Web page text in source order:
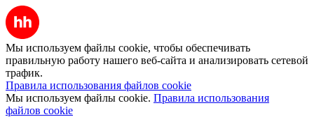
Мы используем файлы cookie, чтобы обеспечивать
правильную работу нашего веб-сайта и анализировать сетевой
трафик.
Правила использования файлов cookie
Мы используем файлы cookie. Правила использования
файлов cookie